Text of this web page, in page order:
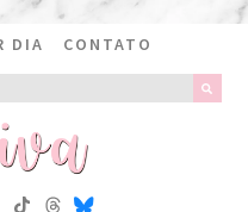
DIA CONTATO